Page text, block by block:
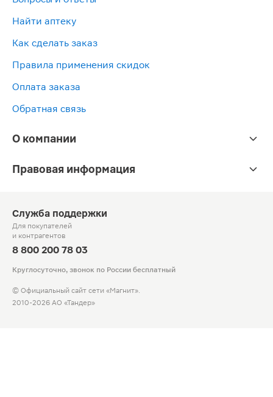
Найти аптеку
Как сделать заказ
Правила применения скидок
Оплата заказа
Обратная связь
О компании
Правовая информация
Служба поддержки
Для покупателей
и контрагентов
8 800 200 78 03
Круглосуточно, звонок по России бесплатный
© Официальный сайт сети «Магнит».
2010-2026 АО «Тандер»